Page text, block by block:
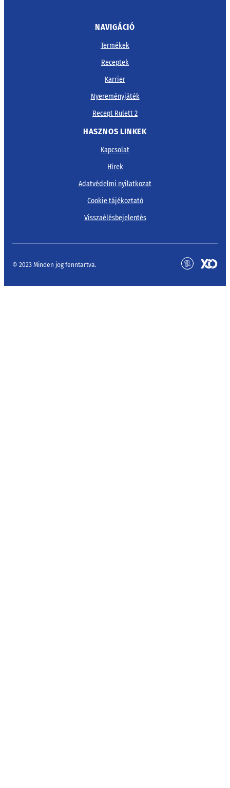
NAVIGÁCIÓ
Termékek
Receptek
Karrier
Nyereményjáték
Recept Rulett 2
HASZNOS LINKEK
Kapcsolat
Hírek
Adatvédelmi nyilatkozat
Cookie tájékoztató
Visszaélésbejelentés
© 2023 Minden jog fenntartva.